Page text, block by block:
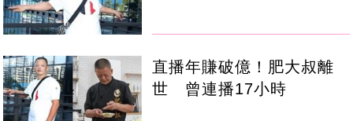
直播年賺破億！肥大叔離
世 曾連播17小時